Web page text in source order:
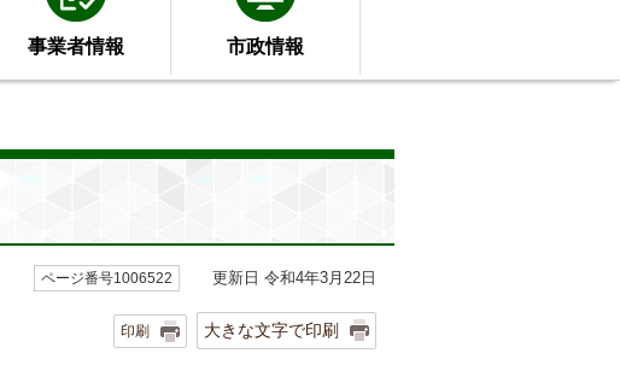
事業者情報 市政情報
ページ番号1006522 更新日 令和4年3月22日
印刷 大きな文字で印刷